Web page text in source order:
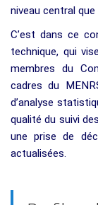
niveau central
C’est dans ce
technique, qui
membres du
cadres du
d’analyse
qualité du suivi
une prise de
actualisées.